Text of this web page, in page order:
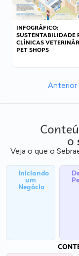
INFOGRÁFICO:
SUSTENTABILIDADE
CLÍNICAS
PET SHOPS
Anterior
o
Veja o que o
Iniciando
um
Negócio